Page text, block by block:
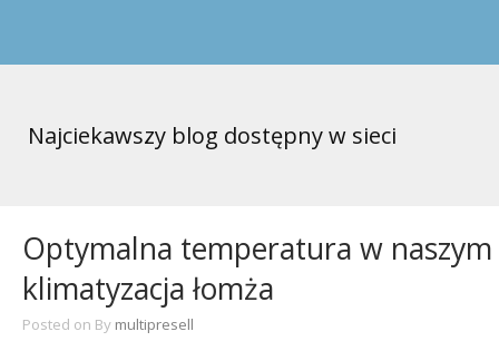
Najciekawszy blog dostępny w sieci
Optymalna temperatura w
klimatyzacja łomża
Posted on By multipresell